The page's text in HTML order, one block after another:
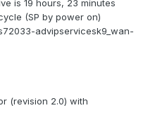
is 19 hours, 23 minutes
(SP by power on)
advipservicesk9_wan-
(revision 2.0) with